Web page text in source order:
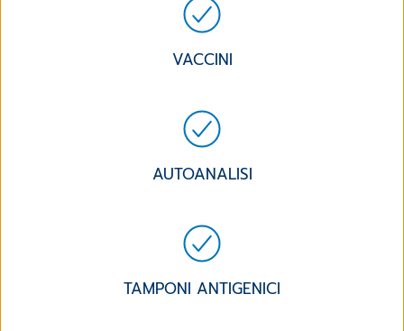
VACCINI
AUTOANALISI
TAMPONI ANTIGENICI